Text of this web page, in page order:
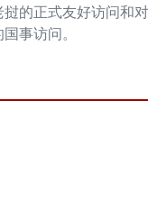
挝的正式友好访问和
事访问。